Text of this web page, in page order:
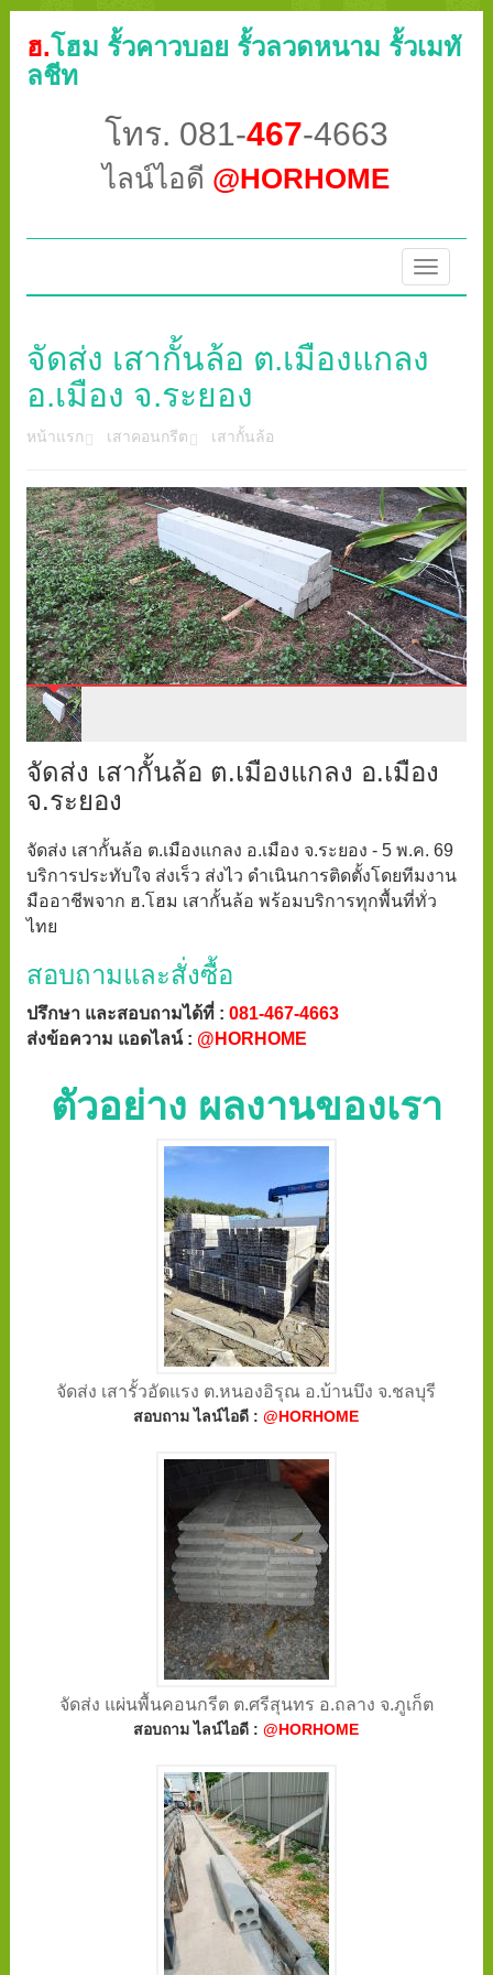
ฮ.โฮม รั้วคาวบอย รั้วลวดหนาม รั้วเมทั
ลชีท
โทร. 081-467-4663
ไลน์ไอดี @HORHOME
Toggle
จัดส่ง เสากั้นล้อ ต.เมืองแกลง
อ.เมือง จ.ระยอง
หน้าแรก เสาคอนกรีต เสากั้นล้อ
จัดส่ง เสากั้นล้อ ต.เมืองแกลง อ.เมือง
จ.ระยอง
จัดส่ง เสากั้นล้อ ต.เมืองแกลง อ.เมือง จ.ระยอง - 5 พ.ค. 69
บริการประทับใจ ส่งเร็ว ส่งไว ดำเนินการติดตั้งโดยทีมงาน
มืออาชีพจาก ฮ.โฮม เสากั้นล้อ พร้อมบริการทุกพื้นที่ทั่ว
ไทย
สอบถามและสั่งซื้อ
ปรึกษา และสอบถามได้ที่ : 081-467-4663
ส่งข้อความ แอดไลน์ : @HORHOME
ตัวอย่าง ผลงานของเรา
จัดส่ง เสารั้วอัดแรง ต.หนองอิรุณ อ.บ้านบึง จ.ชลบุรี
สอบถาม ไลน์ไอดี :@HORHOME
จัดส่ง แผ่นพื้นคอนกรีต ต.ศรีสุนทร อ.ถลาง จ.ภูเก็ต
สอบถาม ไลน์ไอดี :@HORHOME